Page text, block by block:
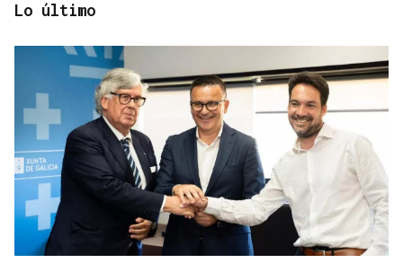
TERCERA FEDERACIÓN
El Arenteiro salda la deuda con los jugadores un
día antes del final del plazo
Lo último